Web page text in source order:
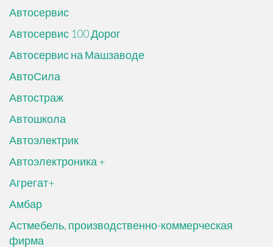
Автосервис
Автосервис 100 Дорог
Автосервис на Машзаводе
АвтоСила
Автостраж
Автошкола
Автоэлектрик
Автоэлектроника +
Агрегат+
Амбар
Астмебель, производственно-коммерческая
фирма